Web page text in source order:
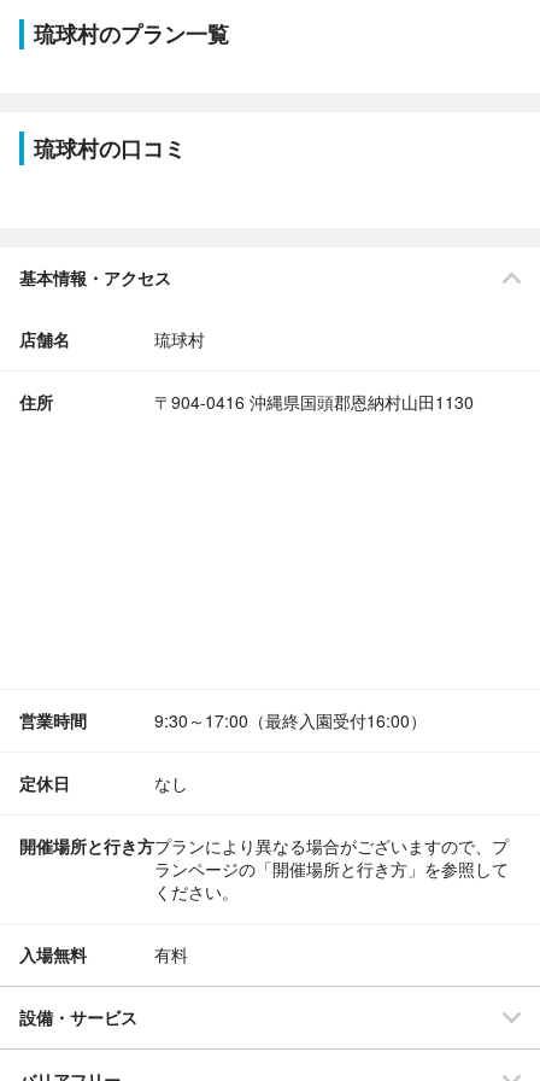
琉球村のプラン一覧
琉球村の口コミ
基本情報・アクセス
店舗名 琉球村
住所 〒904-0416 沖縄県国頭郡恩納村山田1130
営業時間 9:30～17:00（最終入園受付16:00）
定休日 なし
開催場所と行き方プランにより異なる場合がございますので、プ
ランページの「開催場所と行き方」を参照して
ください。
入場無料 有料
設備・サービス